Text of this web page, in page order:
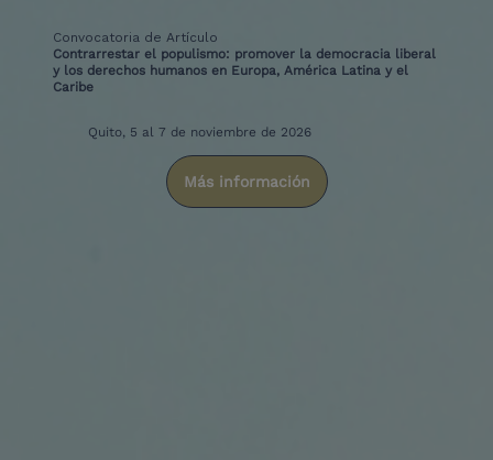
Convocatoria de Artículo
Contrarrestar el populismo: promover la democracia liberal
y los derechos humanos en Europa, América Latina y el
Caribe
Quito, 5 al 7 de noviembre de 2026
Más información